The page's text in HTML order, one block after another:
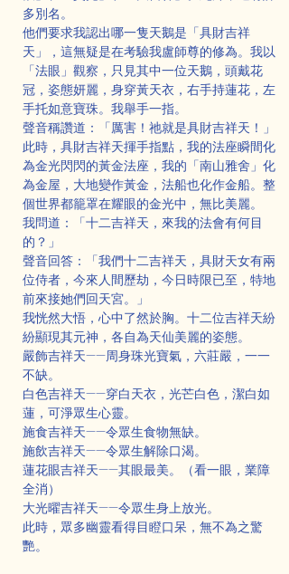
多別名。
他們要求我認出哪一隻天鵝是「具財吉祥
天」，這無疑是在考驗我盧師尊的修為。我以
「法眼」觀察，只見其中一位天鵝，頭戴花
冠，姿態妍麗，身穿黃天衣，右手持蓮花，左
手托如意寶珠。我舉手一指。
聲音稱讚道：「厲害！祂就是具財吉祥天！」
此時，具財吉祥天揮手指點，我的法座瞬間化
為金光閃閃的黃金法座，我的「南山雅舍」化
為金屋，大地變作黃金，法船也化作金船。整
個世界都籠罩在耀眼的金光中，無比美麗。
我問道：「十二吉祥天，來我的法會有何目
的？」
聲音回答：「我們十二吉祥天，具財天女有兩
位侍者，今來人間歷劫，今日時限已至，特地
前來接她們回天宮。」
我恍然大悟，心中了然於胸。十二位吉祥天紛
紛顯現其元神，各自為天仙美麗的姿態。
嚴飾吉祥天——周身珠光寶氣，六莊嚴，一一
不缺。
白色吉祥天——穿白天衣，光芒白色，潔白如
蓮，可淨眾生心靈。
施食吉祥天——令眾生食物無缺。
施飲吉祥天——令眾生解除口渴。
蓮花眼吉祥天——其眼最美。（看一眼，業障
全消）
大光曜吉祥天——令眾生身上放光。
此時，眾多幽靈看得目瞪口呆，無不為之驚
艷。